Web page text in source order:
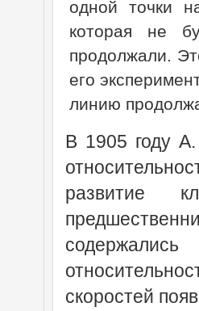
одной точки
которая не
продолжали.
его
линию
В 1905 году
развитие
скоростей